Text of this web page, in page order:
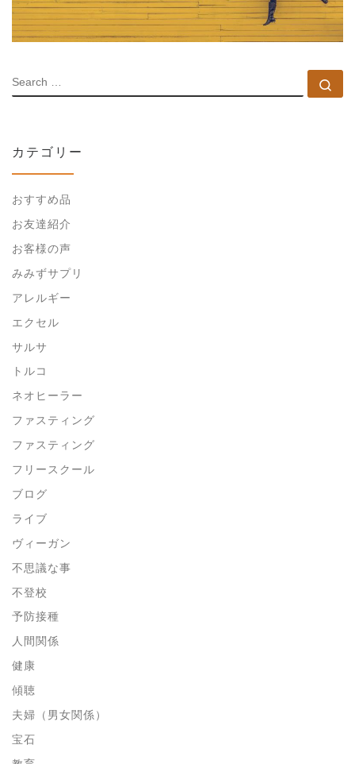
SEARCH
カテゴリー
おすすめ品
お友達紹介
お客様の声
みみずサプリ
アレルギー
エクセル
サルサ
トルコ
ネオヒーラー
ファスティング
ファスティング
フリースクール
ブログ
ライブ
ヴィーガン
不思議な事
不登校
予防接種
人間関係
健康
傾聴
夫婦（男女関係）
宝石